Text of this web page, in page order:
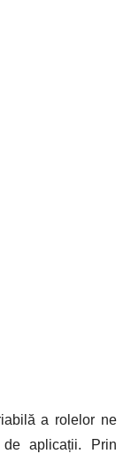
a rolelor ne
aplicații. Prin